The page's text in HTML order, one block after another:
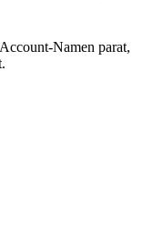
Namen parat,